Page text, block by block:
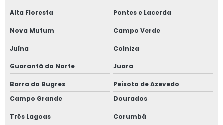
Alta Floresta Pontes e Lacerda
Nova Mutum Campo Verde
Juína Colniza
Guarantã do Norte Juara
Barra do Bugres
Peixoto de Azevedo
Campo Grande
Dourados
Três Lagoas Corumbá